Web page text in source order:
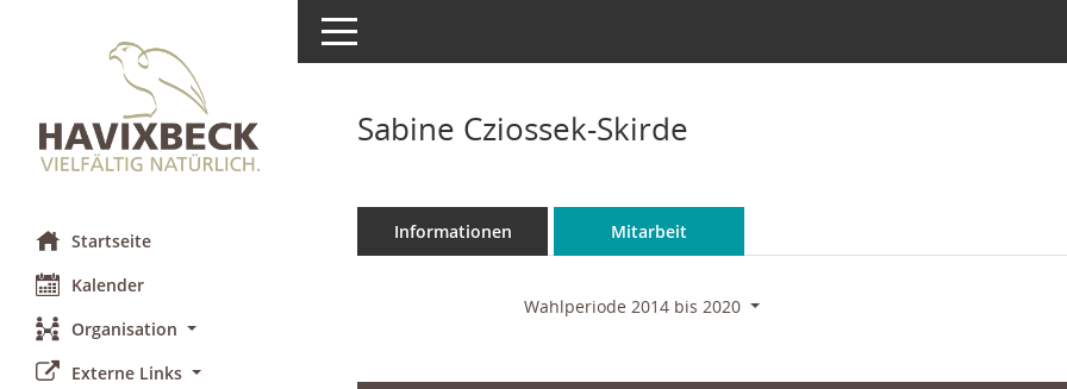
Startseite
Kalender
Organisation
Externe Links
Toggle navigation
Sabine Cziossek-Skirde
Informationen Mitarbeit
Wahlperiode 2014 bis 2020